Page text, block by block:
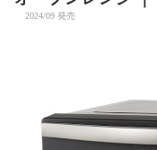
2024/09 発売